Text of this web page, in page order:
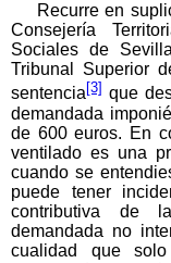
Recurre en
Consejería
Sociales de
Tribunal Superior
sentencia[3] que
demandada
de 600 euros. En
ventilado es una
cuando se
puede tener
contributiva de
demandada no
cualidad que